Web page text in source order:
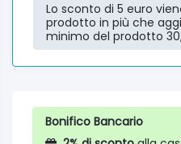
Lo sconto di 5 euro
prodotto in più che
minimo del prodotto
Bonifico Bancario